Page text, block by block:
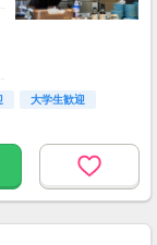
大学生歓迎